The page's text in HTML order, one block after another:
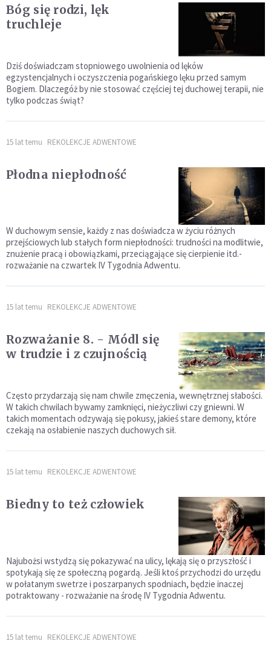
Bóg się rodzi, lęk
truchleje
Dziś doświadczam stopniowego uwolnienia od lęków
egzystencjalnych i oczyszczenia pogańskiego lęku przed samym
Bogiem. Dlaczegóż by nie stosować częściej tej duchowej terapii, nie
tylko podczas świąt?
15 lat temu REKOLEKCJE ADWENTOWE
Płodna niepłodność
W duchowym sensie, każdy z nas doświadcza w życiu różnych
przejściowych lub stałych form niepłodności: trudności na modlitwie,
znużenie pracą i obowiązkami, przeciągające się cierpienie itd.-
rozważanie na czwartek IV Tygodnia Adwentu.
15 lat temu REKOLEKCJE ADWENTOWE
Rozważanie 8. - Módl się
w trudzie i z czujnością
Często przydarzają się nam chwile zmęczenia, wewnętrznej słabości.
W takich chwilach bywamy zamknięci, nieżyczliwi czy gniewni. W
takich momentach odzywają się pokusy, jakieś stare demony, które
czekają na osłabienie naszych duchowych sił.
15 lat temu REKOLEKCJE ADWENTOWE
Biedny to też człowiek
Najubożsi wstydzą się pokazywać na ulicy, lękają się o przyszłość i
spotykają się ze społeczną pogardą. Jeśli ktoś przychodzi do urzędu
w połatanym swetrze i poszarpanych spodniach, będzie inaczej
potraktowany - rozważanie na środę IV Tygodnia Adwentu.
15 lat temu REKOLEKCJE ADWENTOWE